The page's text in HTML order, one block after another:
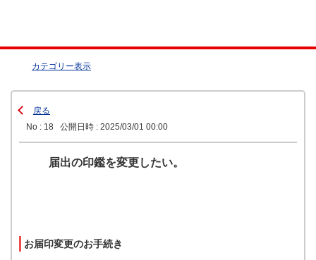
カテゴリー表示
戻る
No : 18
公開日時 : 2025/03/01 00:00
届出の印鑑を変更したい。
お届印変更のお手続き